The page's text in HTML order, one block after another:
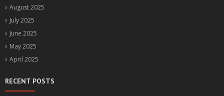
August 2025
July 2025
June 2025
May 2025
April 2025
RECENT POSTS